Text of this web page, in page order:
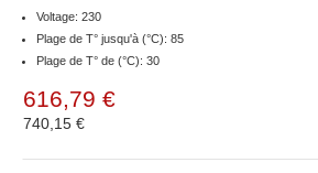
Voltage: 230
Plage de T° jusqu'à (°C): 85
Plage de T° de (°C): 30
616,79 €
740,15 €